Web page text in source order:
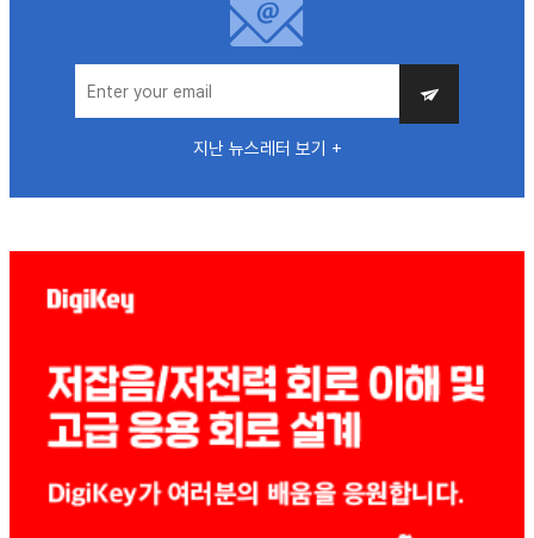
지난 뉴스레터 보기 +